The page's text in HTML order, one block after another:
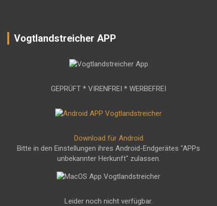
Vogtlandstreicher APP
GEPRÜFT * VIRENFREI * WERBEFREI
Download für Android
Bitte in den Einstellungen ihres Android-Endgerätes "APPs
unbekannter Herkunft" zulassen.
Leider noch nicht verfügbar.